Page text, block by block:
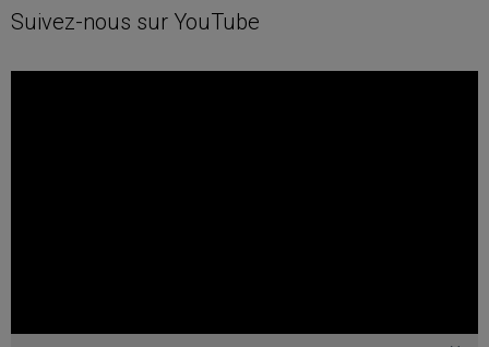
Suivez-nous sur YouTube